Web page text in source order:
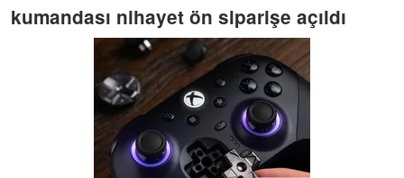
kumandası nihayet ön siparişe açıldı